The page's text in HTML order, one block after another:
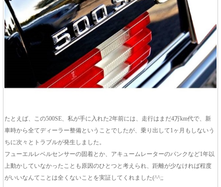
たとえば、この500SE、私が手に入れた2年前には、走行はまだ4万km代で、新
車時から全てディーラー整備ということでしたが、乗り出して1ヶ月もしないう
ちに次々とトラブルが発生しました。
フューエルレベルセンサーの固着とか、アキュームレーターのパンクなど1年以
上動かしていなかったことも原因のひとつと考えられ、距離が少なければ程度
がいいなんてことは全くないことを実証してくれました(^^;;